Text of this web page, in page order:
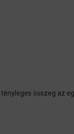
összeg az